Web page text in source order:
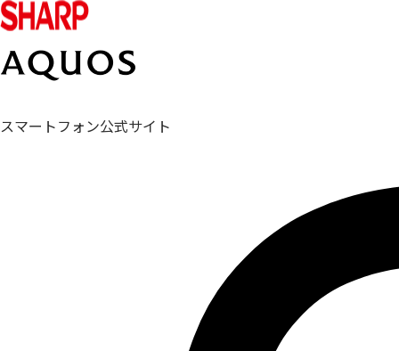
スマートフォン公式サイト